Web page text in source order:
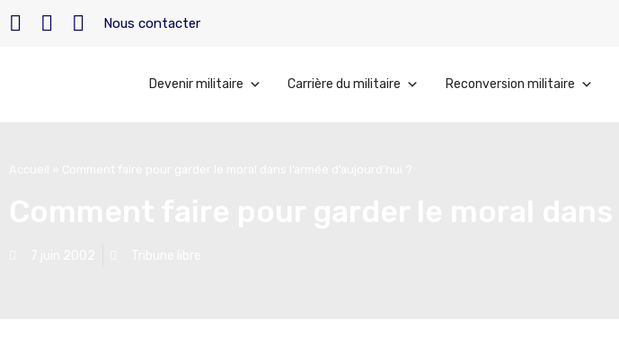
Nous contacter
Devenir militaire Carrière du militaire Reconversion militaire